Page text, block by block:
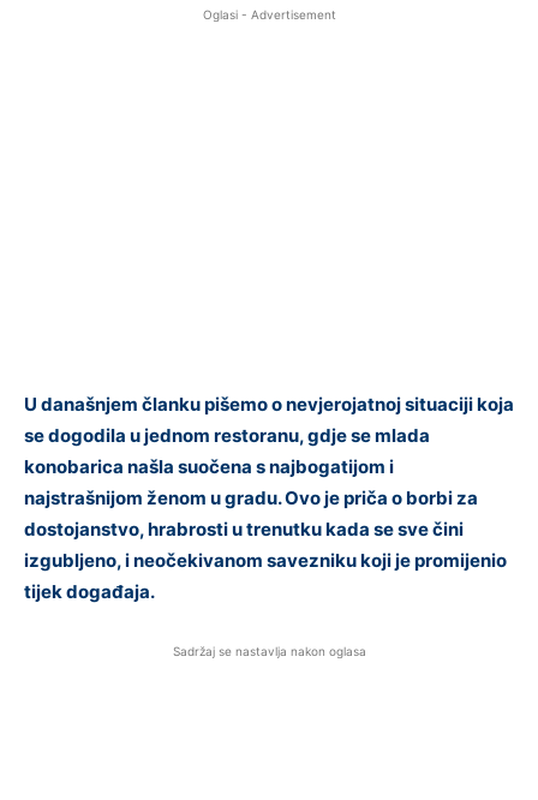
Oglasi - Advertisement
U današnjem članku pišemo o nevjerojatnoj situaciji koja
se dogodila u jednom restoranu, gdje se mlada
konobarica našla suočena s najbogatijom i
najstrašnijom ženom u gradu. Ovo je priča o borbi za
dostojanstvo, hrabrosti u trenutku kada se sve čini
izgubljeno, i neočekivanom savezniku koji je promijenio
tijek događaja.
Sadržaj se nastavlja nakon oglasa